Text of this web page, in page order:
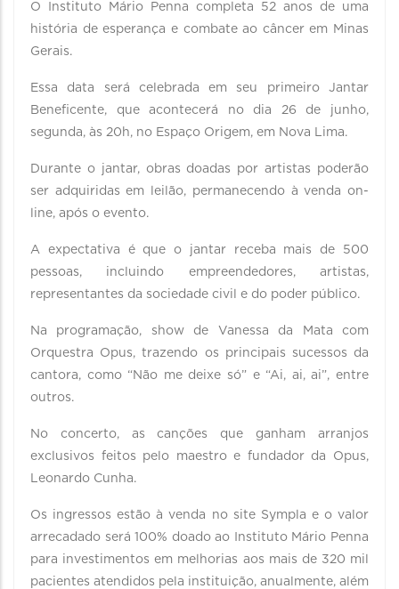
O Instituto Mário Penna completa 52 anos de uma
história de esperança e combate ao câncer em Minas
Gerais.
Essa data será celebrada em seu primeiro Jantar
Beneficente, que acontecerá no dia 26 de junho,
segunda, às 20h, no Espaço Origem, em Nova Lima.
Durante o jantar, obras doadas por artistas poderão
ser adquiridas em leilão, permanecendo à venda on-
line, após o evento.
A expectativa é que o jantar receba mais de 500
pessoas, incluindo empreendedores, artistas,
representantes da sociedade civil e do poder público.
Na programação, show de Vanessa da Mata com
Orquestra Opus, trazendo os principais sucessos da
cantora, como “Não me deixe só” e “Ai, ai, ai”, entre
outros.
No concerto, as canções que ganham arranjos
exclusivos feitos pelo maestro e fundador da Opus,
Leonardo Cunha.
Os ingressos estão à venda no site Sympla e o valor
arrecadado será 100% doado ao Instituto Mário Penna
para investimentos em melhorias aos mais de 320 mil
pacientes atendidos pela instituição, anualmente, além